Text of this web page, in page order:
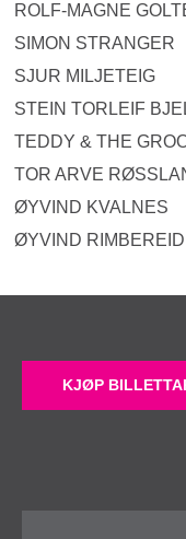
ROLF-MAGNE
SIMON STRANGER
SJUR MILJETEIG
STEIN TORLEIF
TEDDY & THE
TOR ARVE
ØYVIND KVALNES
ØYVIND RIMBEREID
KJØP